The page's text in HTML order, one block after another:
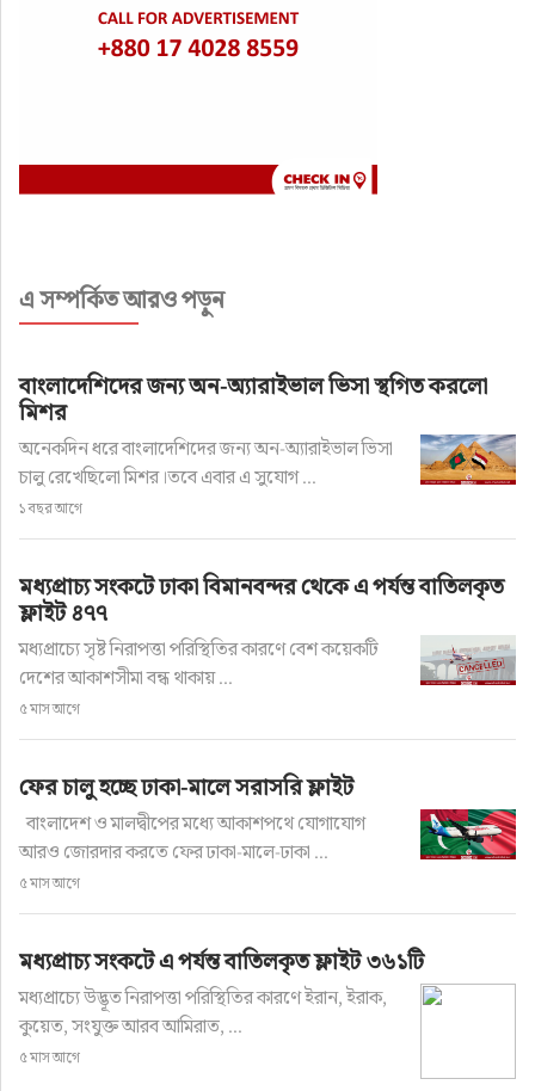
এ সম্পর্কিত আরও পড়ুন
বাংলাদেশিদের জন্য অন-অ্যারাইভাল ভিসা স্থগিত করলো
মিশর
অনেকদিন ধরে বাংলাদেশিদের জন্য অন-অ্যারাইভাল ভিসা
চালু রেখেছিলো মিশর।তবে এবার এ সুযোগ ...
১ বছর আগে
মধ্যপ্রাচ্য সংকটে ঢাকা বিমানবন্দর থেকে এ পর্যন্ত বাতিলকৃত
ফ্লাইট ৪৭৭
মধ্যপ্রাচ্যে সৃষ্ট নিরাপত্তা পরিস্থিতির কারণে বেশ কয়েকটি
দেশের আকাশসীমা বন্ধ থাকায় ...
৫ মাস আগে
ফের চালু হচ্ছে ঢাকা-মালে সরাসরি ফ্লাইট
বাংলাদেশ ও মালদ্বীপের মধ্যে আকাশপথে যোগাযোগ
আরও জোরদার করতে ফের ঢাকা-মালে-ঢাকা ...
৫ মাস আগে
মধ্যপ্রাচ্য সংকটে এ পর্যন্ত বাতিলকৃত ফ্লাইট ৩৬১টি
মধ্যপ্রাচ্যে উদ্ভূত নিরাপত্তা পরিস্থিতির কারণে ইরান, ইরাক,
কুয়েত, সংযুক্ত আরব আমিরাত, ...
৫ মাস আগে